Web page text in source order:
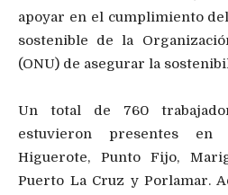
apoyar en el cumplimiento
sostenible de la
(ONU) de asegurar la
Un total de 760
estuvieron presentes en
Higuerote, Punto Fijo,
Puerto La Cruz y Porlamar.